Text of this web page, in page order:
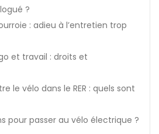
?
: adieu à l’entretien trop
et travail : droits et
le vélo dans le RER : quels sont
pour passer au vélo électrique ?